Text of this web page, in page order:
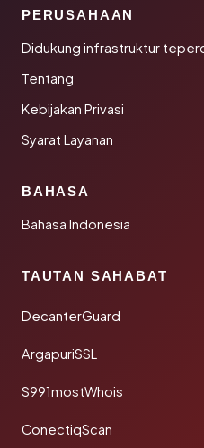
PERUSAHAAN
Didukung infrastruktur
Tentang
Kebijakan Privasi
Syarat Layanan
BAHASA
Bahasa Indonesia
TAUTAN SAHABAT
DecanterGuard
ArgapuriSSL
S991mostWhois
ConectiqScan